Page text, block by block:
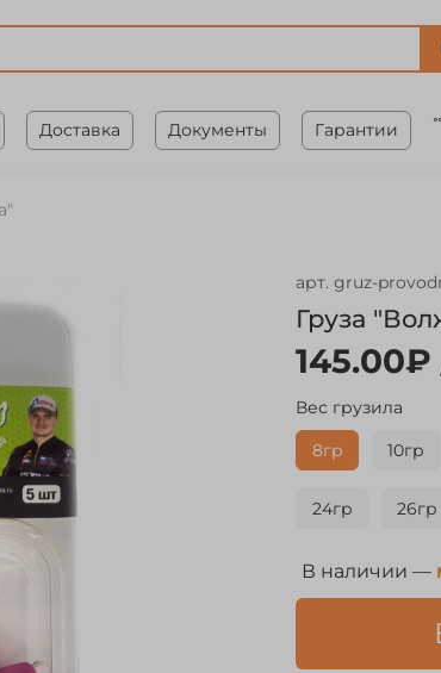
Доставка Документы Гарантии
арт. gruz-
Груза
145.00₽
В наличии —
Вес грузила
8гр
10гр
24гр 26гр